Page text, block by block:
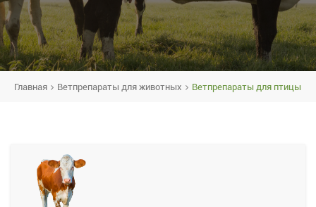
Главная Ветпрепараты для животных Ветпрепараты для птицы